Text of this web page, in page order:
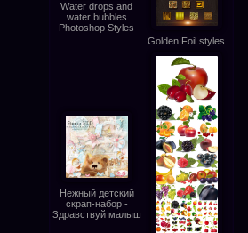
Water drops and
water bubbles
Photoshop Styles
Golden Foil styles
Нежный детский
скрап-набор -
Здравствуй малыш